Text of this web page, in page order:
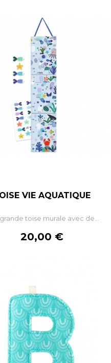
VIE AQUATIQUE
toise murale avec de...
Prix
20,00 €
+